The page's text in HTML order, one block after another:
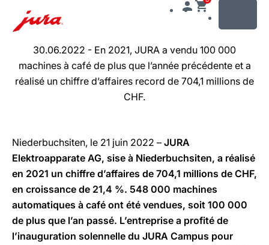
Afficher
contenu
30.06.2022 - En 2021, JURA a vendu 100 000
machines à café de plus que l’année précédente et a
réalisé un chiffre d’affaires record de 704,1 millions de
CHF.
Niederbuchsiten, le 21 juin 2022 – JURA
Elektroapparate AG, sise à Niederbuchsiten, a réalisé
en 2021 un chiffre d’affaires de 704,1 millions de CHF,
en croissance de 21,4 %. 548 000 machines
automatiques à café ont été vendues, soit 100 000
de plus que l’an passé. L’entreprise a profité de
l’inauguration solennelle du JURA Campus pour